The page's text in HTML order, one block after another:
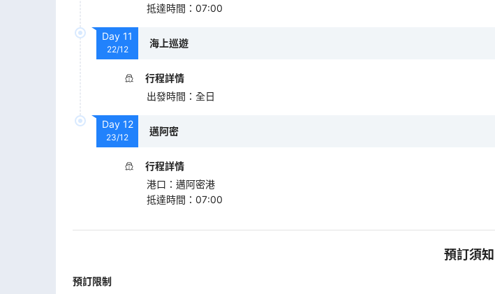
抵達時間 ： 07:00
Day 11
22/12
海上巡遊
行程詳情
出發時間 ： 全日
Day 12
23/12
邁阿密
行程詳情
港口 ： 邁阿密港
抵達時間 ： 07:00
預訂須知
預訂限制